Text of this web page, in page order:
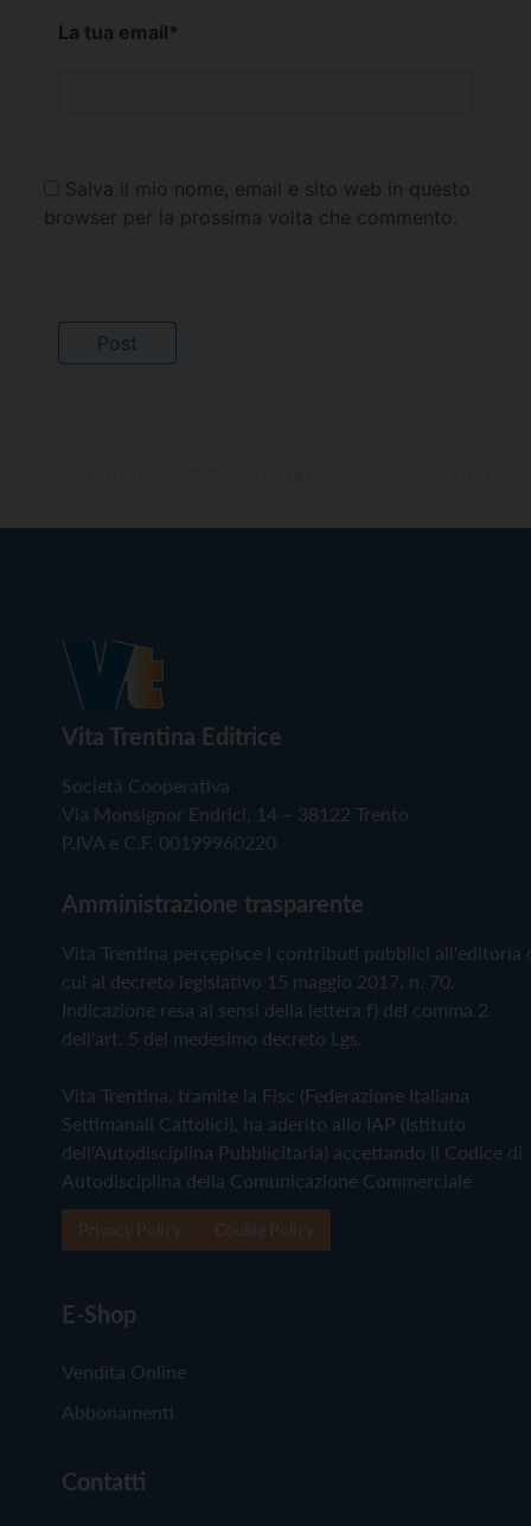
La tua email*
Salva il mio nome, email e sito web in questo
browser per la prossima volta che commento.
Vita Trentina Editrice
Società Cooperativa
Via Monsignor Endrici, 14 – 38122 Trento
P.IVA e C.F. 00199960220
Amministrazione trasparente
Vita Trentina percepisce i contributi pubblici all'editoria
cui al decreto legislativo 15 maggio 2017, n. 70.
Indicazione resa ai sensi della lettera f) del comma 2
dell'art. 5 del medesimo decreto Lgs.
Vita Trentina, tramite la Fisc (Federazione Italiana
Settimanali Cattolici), ha aderito allo IAP (Istituto
dell'Autodisciplina Pubblicitaria) accettando il Codice di
Autodisciplina della Comunicazione Commerciale
E-Shop
Vendita Online
Abbonamenti
Contatti